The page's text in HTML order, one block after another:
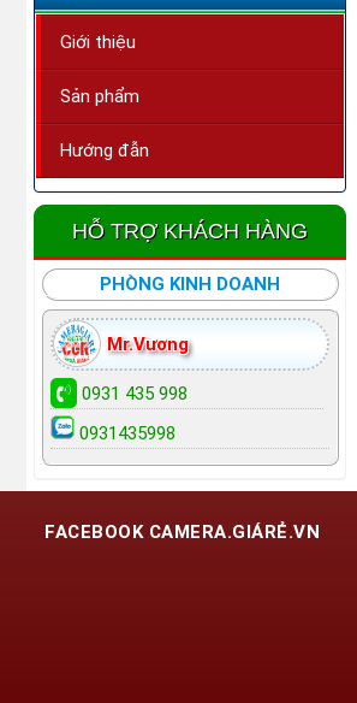
Giới thiệu
Sản phẩm
Hướng đẫn
HỖ TRỢ KHÁCH HÀNG
PHÒNG KINH DOANH
Mr.Vương
0931 435 998
0931435998
FACEBOOK CAMERA.GIÁRẺ.VN